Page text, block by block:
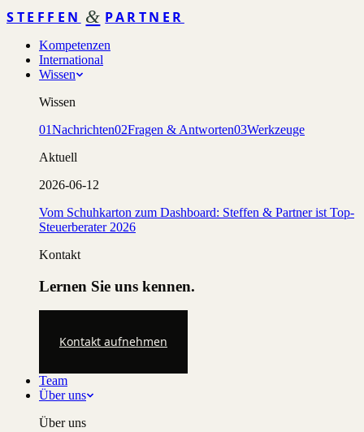
STEFFEN & PARTNER
Kompetenzen
International
Wissen
Wissen
01Nachrichten02Fragen & Antworten03Werkzeuge
Aktuell
2026-06-12
Vom Schuhkarton zum Dashboard: Steffen & Partner ist Top-
Steuerberater 2026
Kontakt
Lernen Sie uns kennen.
Kontakt aufnehmen
Team
Über uns
Über uns